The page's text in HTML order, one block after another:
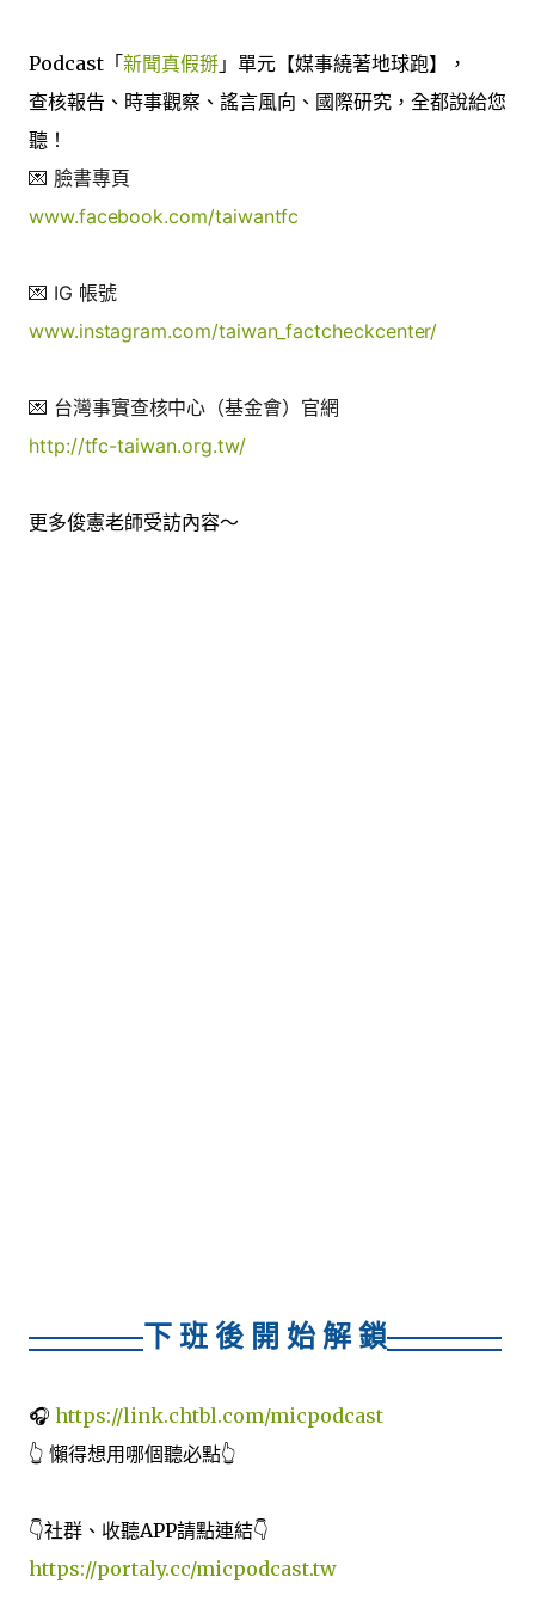
Podcast「新聞真假掰 」單元【媒事繞著地球跑】，
查核報告、時事觀察、謠言風向、國際研究，全都說給您
聽！
💌 臉書專頁
www.facebook.com/taiwantfc
💌 IG 帳號
www.instagram.com/taiwan_factcheckcenter/
💌 台灣事實查核中心（基金會）官網
http://tfc-taiwan.org.tw/
更多俊憲老師受訪內容～
下 班 後 開 始 解 鎖
🎧 https://link.chtbl.com/micpodcast
👆 懶得想用哪個聽必點👆
👇社群、收聽APP請點連結👇
https://portaly.cc/micpodcast.tw